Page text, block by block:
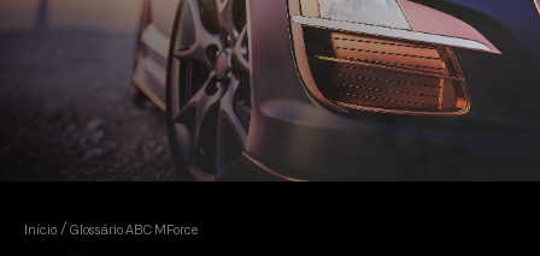
Início Glossário ABC MForce